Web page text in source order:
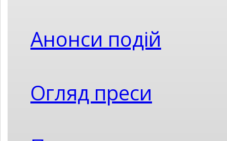
Анонси подій
Огляд преси